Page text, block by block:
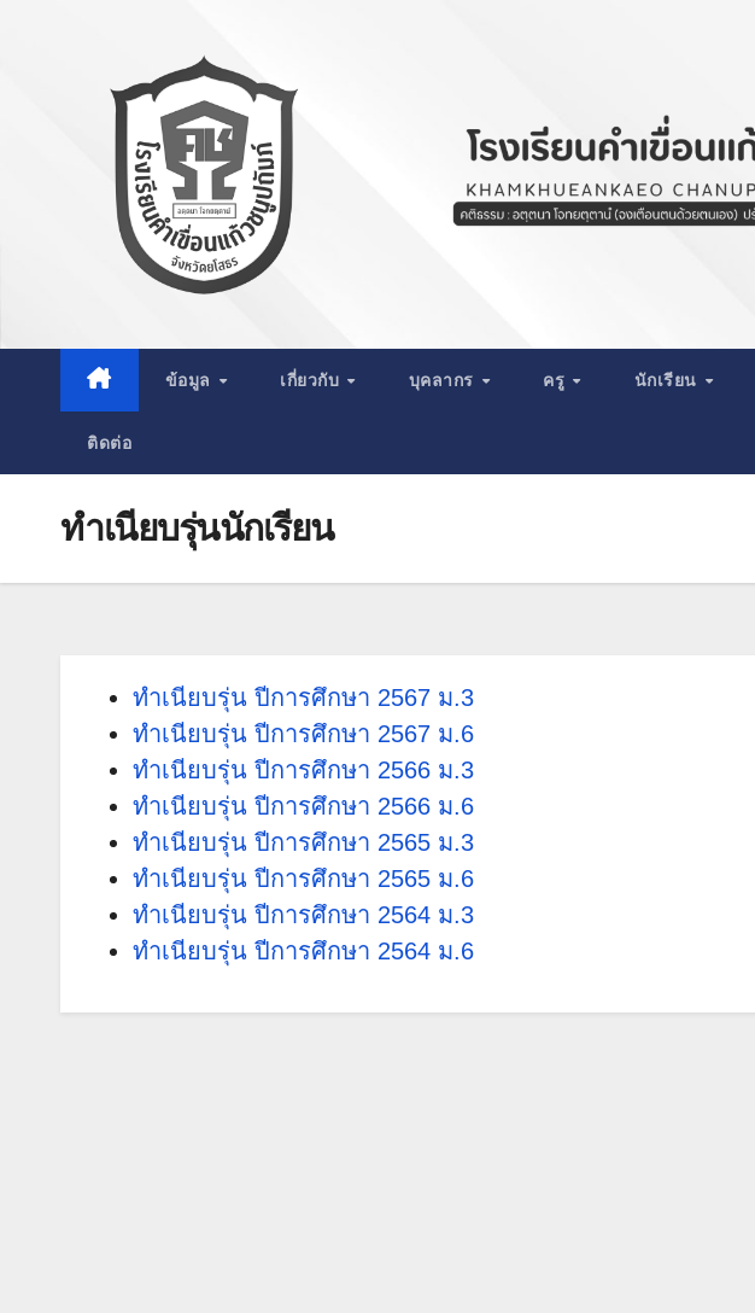
ข้อมูล เกี่ยวกับ บุคลากร ครู นักเรียน
ติดต่อ
ทำเนียบรุ่นนักเรียน
ทำเนียบรุ่น ปีการศึกษา 2567 ม.3
ทำเนียบรุ่น ปีการศึกษา 2567 ม.6
ทำเนียบรุ่น ปีการศึกษา 2566 ม.3
ทำเนียบรุ่น ปีการศึกษา 2566 ม.6
ทำเนียบรุ่น ปีการศึกษา 2565 ม.3
ทำเนียบรุ่น ปีการศึกษา 2565 ม.6
ทำเนียบรุ่น ปีการศึกษา 2564 ม.3
ทำเนียบรุ่น ปีการศึกษา 2564 ม.6